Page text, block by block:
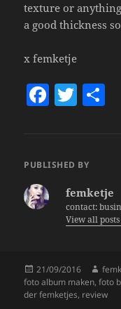
texture or
a good thickness
x femketje
F
e
T
er
PUBLISHED BY
femketje
contact:
View all
Posted
on
21/09/2016
foto album maken,foto
der femketjes, review